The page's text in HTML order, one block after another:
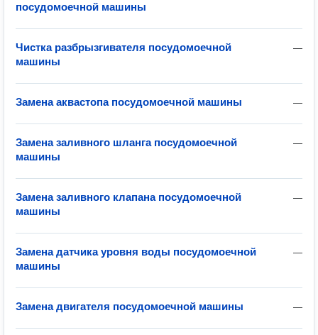
посудомоечной машины
—
Чистка разбрызгивателя посудомоечной
машины
—
Замена аквастопа посудомоечной машины
—
Замена заливного шланга посудомоечной
машины
—
Замена заливного клапана посудомоечной
машины
—
Замена датчика уровня воды посудомоечной
машины
—
Замена двигателя посудомоечной машины